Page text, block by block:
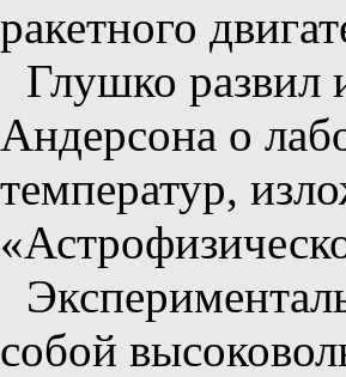
ракетного
Глушко развил
Андерсона о
температур,
собой